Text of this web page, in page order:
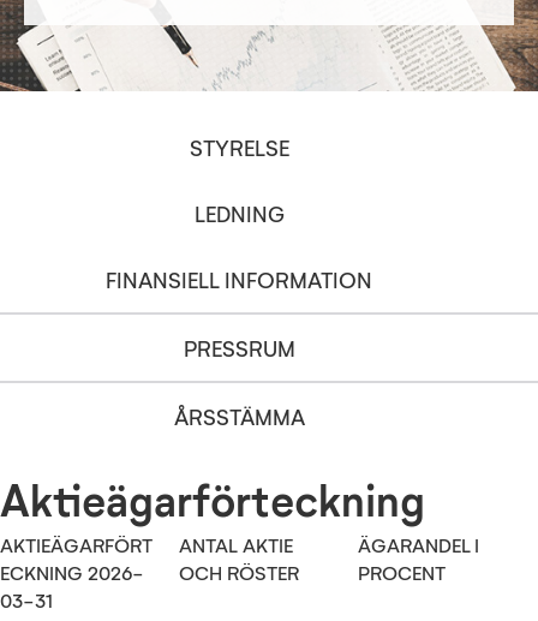
STYRELSE
LEDNING
FINANSIELL INFORMATION
PRESSRUM
ÅRSSTÄMMA
Aktieägarförteckning
AKTIEÄGARFÖRT
ECKNING 2026-
03-31
ANTAL AKTIE
OCH RÖSTER
ÄGARANDEL I
PROCENT